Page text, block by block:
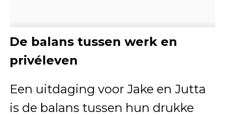
De balans tussen werk en
privéleven
Een uitdaging voor Jake en Jutta
is de balans tussen hun drukke